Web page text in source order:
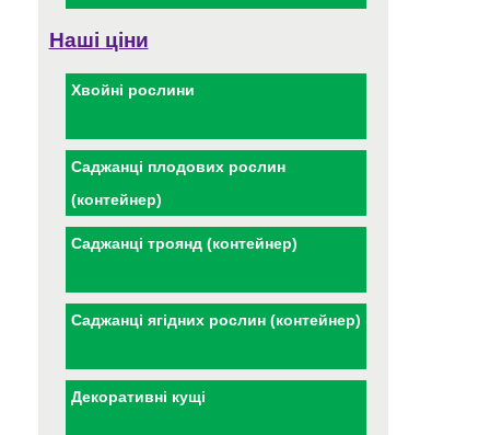
Наші ціни
Хвойні рослини
Саджанці плодових рослин
(контейнер)
Саджанці троянд (контейнер)
Саджанці ягідних рослин (контейнер)
Декоративні кущі